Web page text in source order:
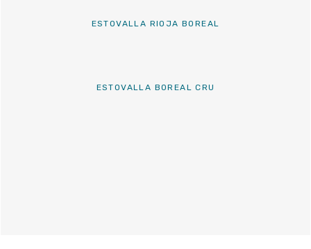
ESTOVALLA RIOJA BOREAL
ESTOVALLA BOREAL CRU